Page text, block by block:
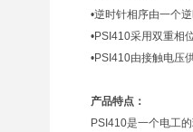
•逆时针相序由一个
•PSI410采用双重相
•PSI410由接触电压
产品特点：
PSI410是一个电工